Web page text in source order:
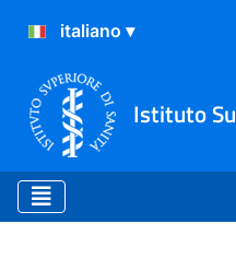
Istituto